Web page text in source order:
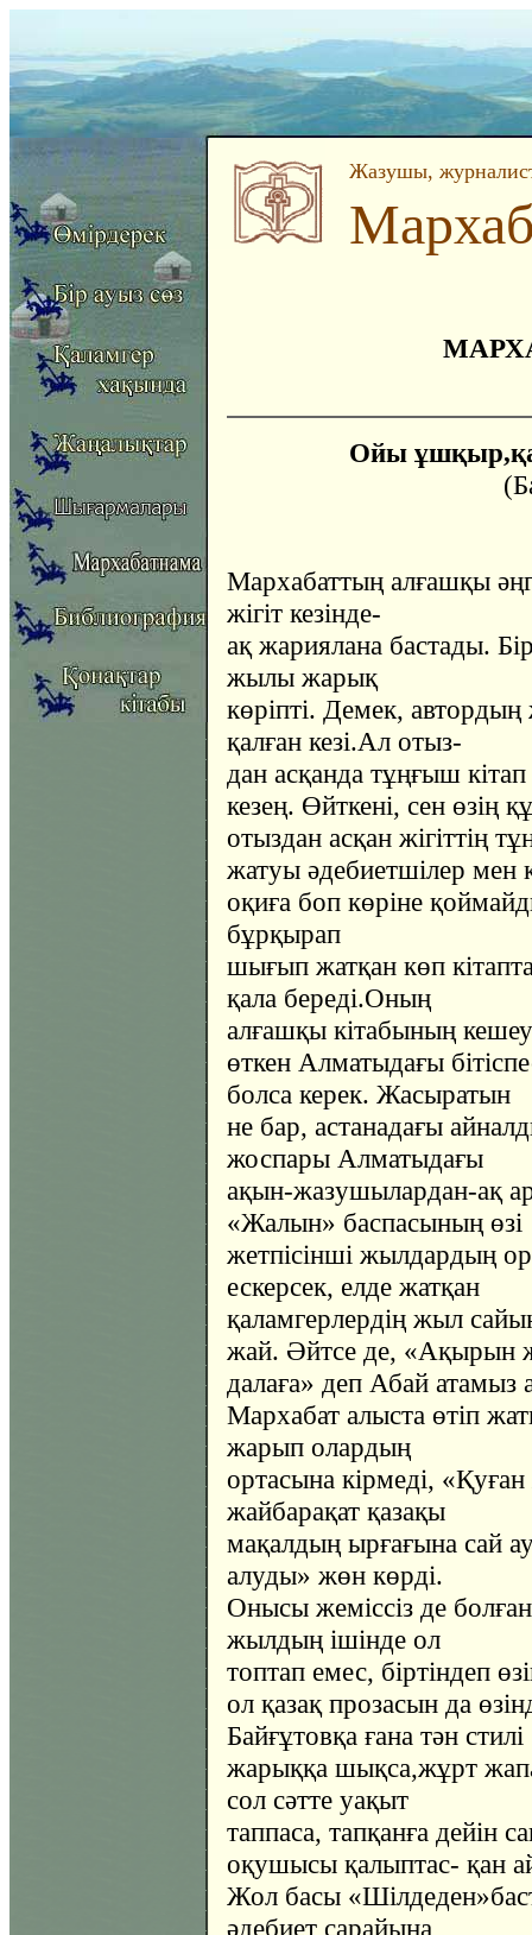
Жазушы,
Ойы
Мархабаттың алғашқы
жігіт кезінде-
ақ жариялана бастады.
жылы жарық
көріпті. Демек,
қалған кезі.Ал отыз-
дан асқанда тұңғыш
кезең. Өйткені, сен өзің
отыздан асқан жігіттің
жатуы әдебиетшілер мен
оқиға боп көріне
бұрқырап
шығып жатқан көп
қала береді.Оның
алғашқы кітабының
өткен Алматыдағы
болса керек. Жасыратын
не бар, астанадағы
жоспары Алматыдағы
ақын-жазушылардан-ақ
«Жалын» баспасының өзі
жетпісінші жылдардың
ескерсек, елде жатқан
қаламгерлердің жыл
жай. Әйтсе де, «Ақырын
далаға» деп Абай атамыз
Мархабат алыста өтіп
жарып олардың
ортасына кірмеді,
жайбарақат қазақы
мақалдың ырғағына сай
алуды» жөн көрді.
Онысы жеміссіз де
жылдың ішінде ол
топтап емес, біртіндеп
ол қазақ прозасын да
Байғұтовқа ғана тән
жарыққа шықса,жұрт
сол сәтте уақыт
таппаса, тапқанға дейін
оқушысы қалыптас- қан
Жол басы
әдебиет сарайына